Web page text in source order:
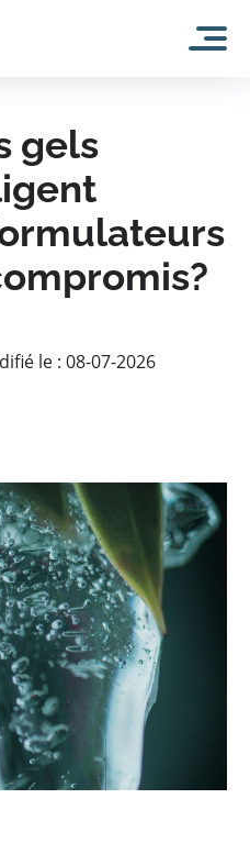
: EXPERT REPAIR
: EXPERTGEL®
: ESTOGEL®
gels
le : 08-07-2026